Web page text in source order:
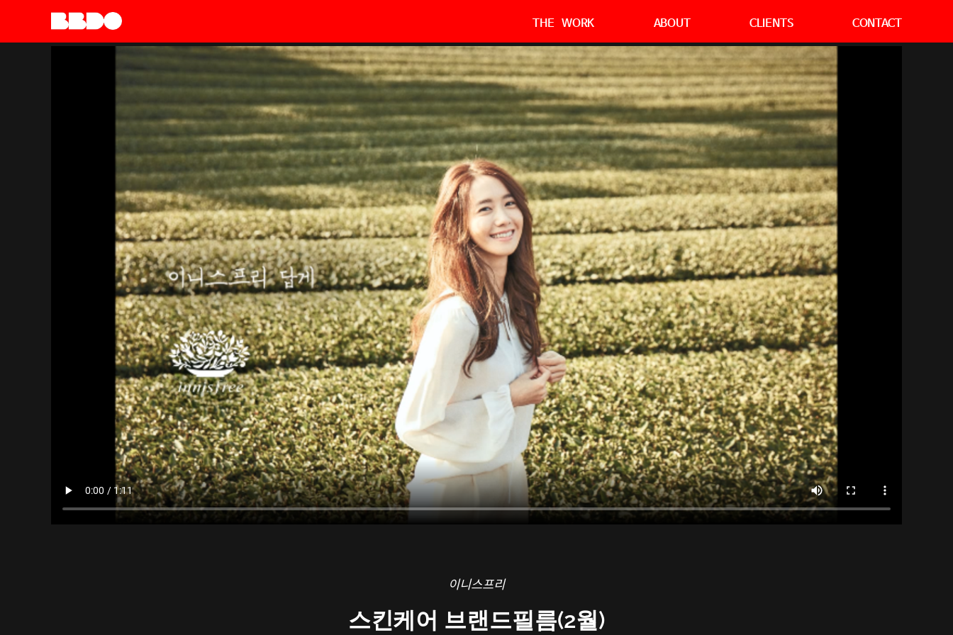
THE WORK ABOUT CLIENTS CONTACT
이니스프리
스킨케어 브랜드필름(2월)